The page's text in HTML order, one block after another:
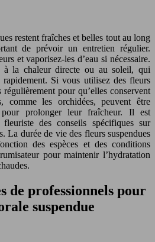
restent fraîches et belles tout au long
de prévoir un entretien régulier.
et vaporisez-les d’eau si nécessaire.
à la chaleur directe ou au soleil, qui
Si vous utilisez des fleurs
pour qu’elles conservent
comme les orchidées, peuvent être
prolonger leur fraîcheur. Il est
des conseils spécifiques sur
La durée de vie des fleurs suspendues
des espèces et des conditions
pour maintenir l’hydratation
de professionnels pour
suspendue